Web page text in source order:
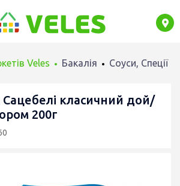
Veles Бакалія Соуси, Спеції
класичний дой/
200г